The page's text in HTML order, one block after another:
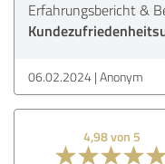
Erfahrungsbericht &
06.02.2024 Anonym
4,98 von 5